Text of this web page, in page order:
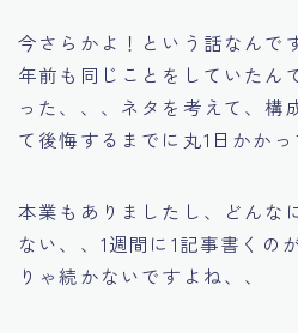
今さらかよ！という話なんで
年前も同じことをしていたん
った、、、ネタを考えて、構
て後悔するまでに丸1日かかっ
本業もありましたし、どんな
ない、、1週間に1記事書くの
りゃ続かないですよね、、